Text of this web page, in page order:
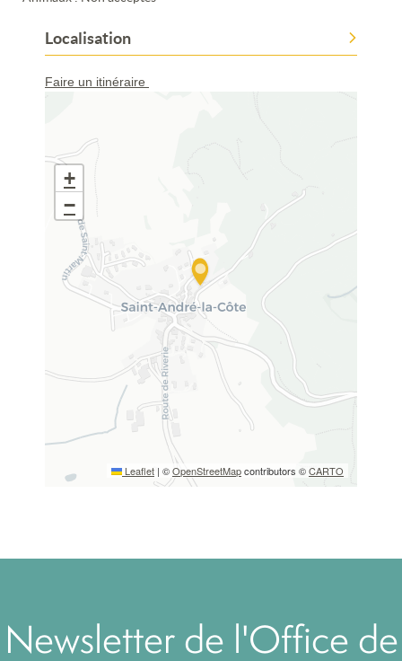
Localisation
Faire un itinéraire
+
−
Leaflet | ©OpenStreetMapcontributors ©CARTO
Newsletter de l'Office de